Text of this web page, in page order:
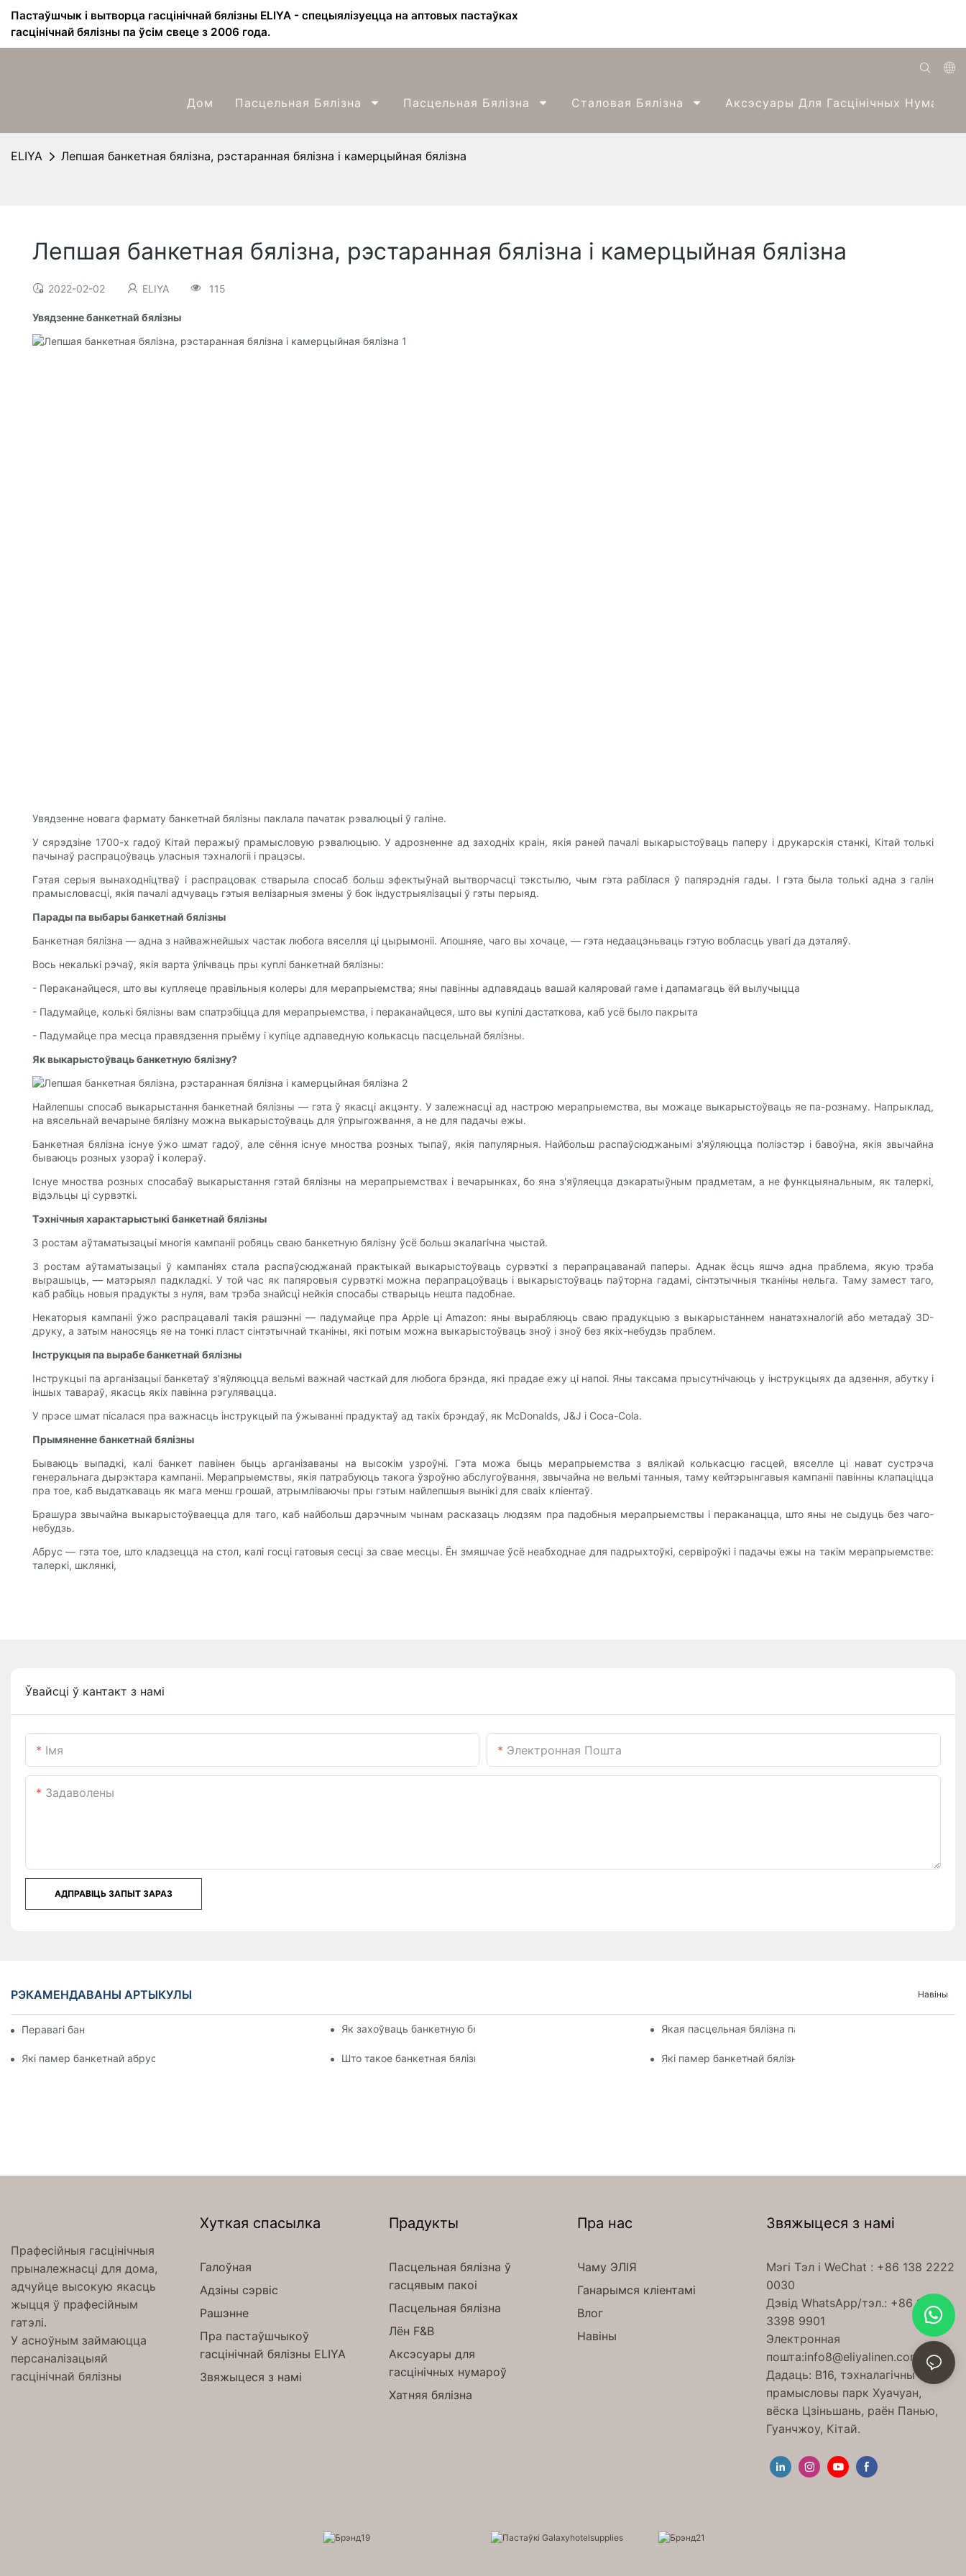
Пастаўшчык і вытворца гасцінічнай бялізны ELIYA - спецыялізуецца на аптовых пастаўках
гасцінічнай бялізны па ўсім свеце з 2006 года.
Дом Пасцельная Бялізна Пасцельная Бялізна Сталовая Бялізна Аксэсуары Для Гасцінічных Нумароў
ELIYA Лепшая банкетная бялізна, рэстаранная бялізна і камерцыйная бялізна
Лепшая банкетная бялізна, рэстаранная бялізна і камерцыйная бялізна
2022-02-02 ELIYA 115
Увядзенне банкетнай бялізны
Увядзенне новага фармату банкетнай бялізны паклала пачатак рэвалюцыі ў галіне.
У сярэдзіне 1700-х гадоў Кітай перажыў прамысловую рэвалюцыю. У адрозненне ад заходніх краін, якія раней пачалі выкарыстоўваць паперу і друкарскія станкі, Кітай толькі
пачынаў распрацоўваць уласныя тэхналогіі і працэсы.
Гэтая серыя вынаходніцтваў і распрацовак стварыла спосаб больш эфектыўнай вытворчасці тэкстылю, чым гэта рабілася ў папярэднія гады. І гэта была толькі адна з галін
прамысловасці, якія пачалі адчуваць гэтыя велізарныя змены ў бок індустрыялізацыі ў гэты перыяд.
Парады па выбары банкетнай бялізны
Банкетная бялізна — адна з найважнейшых частак любога вяселля ці цырымоніі. Апошняе, чаго вы хочаце, — гэта недаацэньваць гэтую вобласць увагі да дэталяў.
Вось некалькі рэчаў, якія варта ўлічваць пры куплі банкетнай бялізны:
- Пераканайцеся, што вы купляеце правільныя колеры для мерапрыемства; яны павінны адпавядаць вашай каляровай гаме і дапамагаць ёй вылучыцца
- Падумайце, колькі бялізны вам спатрэбіцца для мерапрыемства, і пераканайцеся, што вы купілі дастаткова, каб усё было пакрыта
- Падумайце пра месца правядзення прыёму і купіце адпаведную колькасць пасцельнай бялізны.
Як выкарыстоўваць банкетную бялізну?
Найлепшы спосаб выкарыстання банкетнай бялізны — гэта ў якасці акцэнту. У залежнасці ад настрою мерапрыемства, вы можаце выкарыстоўваць яе па-рознаму. Напрыклад,
на вясельнай вечарыне бялізну можна выкарыстоўваць для ўпрыгожвання, а не для падачы ежы.
Банкетная бялізна існуе ўжо шмат гадоў, але сёння існуе мноства розных тыпаў, якія папулярныя. Найбольш распаўсюджанымі з'яўляюцца поліэстэр і бавоўна, якія звычайна
бываюць розных узораў і колераў.
Існуе мноства розных спосабаў выкарыстання гэтай бялізны на мерапрыемствах і вечарынках, бо яна з'яўляецца дэкаратыўным прадметам, а не функцыянальным, як талеркі,
відэльцы ці сурвэткі.
Тэхнічныя характарыстыкі банкетнай бялізны
З ростам аўтаматызацыі многія кампаніі робяць сваю банкетную бялізну ўсё больш экалагічна чыстай.
З ростам аўтаматызацыі ў кампаніях стала распаўсюджанай практыкай выкарыстоўваць сурвэткі з перапрацаванай паперы. Аднак ёсць яшчэ адна праблема, якую трэба
вырашыць, — матэрыял падкладкі. У той час як папяровыя сурвэткі можна перапрацоўваць і выкарыстоўваць паўторна гадамі, сінтэтычныя тканіны нельга. Таму замест таго,
каб рабіць новыя прадукты з нуля, вам трэба знайсці нейкія спосабы стварыць нешта падобнае.
Некаторыя кампаніі ўжо распрацавалі такія рашэнні — падумайце пра Apple ці Amazon: яны вырабляюць сваю прадукцыю з выкарыстаннем нанатэхналогій або метадаў 3D-
друку, а затым наносяць яе на тонкі пласт сінтэтычнай тканіны, які потым можна выкарыстоўваць зноў і зноў без якіх-небудзь праблем.
Інструкцыя па вырабе банкетнай бялізны
Інструкцыі па арганізацыі банкетаў з'яўляюцца вельмі важнай часткай для любога брэнда, які прадае ежу ці напоі. Яны таксама прысутнічаюць у інструкцыях да адзення, абутку і
іншых тавараў, якасць якіх павінна рэгулявацца.
У прэсе шмат пісалася пра важнасць інструкцый па ўжыванні прадуктаў ад такіх брэндаў, як McDonalds, J&J і Coca-Cola.
Прымяненне банкетнай бялізны
Бываюць выпадкі, калі банкет павінен быць арганізаваны на высокім узроўні. Гэта можа быць мерапрыемства з вялікай колькасцю гасцей, вяселле ці нават сустрэча
генеральнага дырэктара кампаніі. Мерапрыемствы, якія патрабуюць такога ўзроўню абслугоўвання, звычайна не вельмі танныя, таму кейтэрынгавыя кампаніі павінны клапаціцца
пра тое, каб выдаткаваць як мага менш грошай, атрымліваючы пры гэтым найлепшыя вынікі для сваіх кліентаў.
Брашура звычайна выкарыстоўваецца для таго, каб найбольш дарэчным чынам расказаць людзям пра падобныя мерапрыемствы і пераканацца, што яны не сыдуць без чаго-
небудзь.
Абрус — гэта тое, што кладзецца на стол, калі госці гатовыя сесці за свае месцы. Ён змяшчае ўсё неабходнае для падрыхтоўкі, сервіроўкі і падачы ежы на такім мерапрыемстве:
талеркі, шклянкі,
Ўвайсці ў кантакт з намі
Імя Электронная Пошта
Задаволены
АДПРАВІЦЬ ЗАПЫТ ЗАРАЗ
РЭКАМЕНДАВАНЫ АРТЫКУЛЫ Навіны
Перавагі банкетнай бялізны Як захоўваць банкетную бялізну? Якая пасцельная бялізна патрэбна для вяселля?
Які памер банкетнай абрусы? Што такое банкетная бялізна? Які памер банкетнай бялізны?
Прафесійныя гасцінічныя
прыналежнасці для дома,
адчуйце высокую якасць
жыцця ў прафесійным
гатэлі.
У асноўным займаюцца
персаналізацыяй
гасцінічнай бялізны
Хуткая спасылка
Галоўная
Адзіны сэрвіс
Рашэнне
Пра пастаўшчыкоў
гасцінічнай бялізны ELIYA
Звяжыцеся з намі
Прадукты
Пасцельная бялізна ў
гасцявым пакоі
Пасцельная бялізна
Лён F&B
Аксэсуары для
гасцінічных нумароў
Хатняя бялізна
Пра нас
Чаму ЭЛІЯ
Ганарымся кліентамі
Влог
Навіны
Звяжыцеся з намі
Мэгі Тэл і WeChat : +86 138 2222
0030
Дэвід WhatsApp/тэл.: +86 189
3398 9901
Электронная
пошта:info8@eliyalinen.com
Дадаць: B16, тэхналагічны
прамысловы парк Хуачуан,
вёска Цзіньшань, раён Панью,
Гуанчжоу, Кітай.